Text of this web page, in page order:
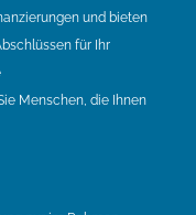
und bieten
für Ihr
Menschen, die Ihnen